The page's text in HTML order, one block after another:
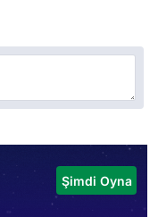
Şimdi Oyna